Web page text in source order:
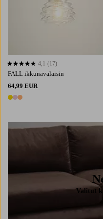
FALL ikkunavalaisin
64,99 EUR
3 värejä
4,1 perustuen 17 arvosanaan
4,1 (17)
Valitut